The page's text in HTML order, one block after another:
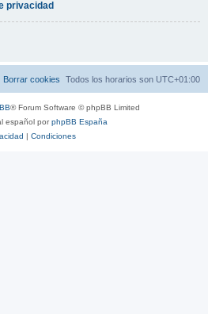
privacidad
Todos los horarios son UTC+01:00
Borrar cookies
® Forum Software © phpBB Limited
español porphpBB España
| Condiciones